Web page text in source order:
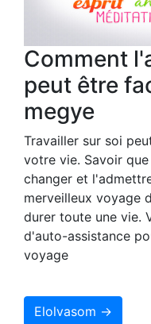
Comment
peut être
megye
Travailler sur soi
votre vie. Savoir
changer et
merveilleux voyage
durer toute une vie.
d'auto-assistance
voyage
Elolvasom →